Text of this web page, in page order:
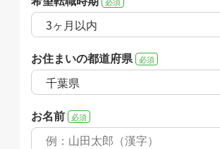
お住まいの都道府県 必須
お名前 必須